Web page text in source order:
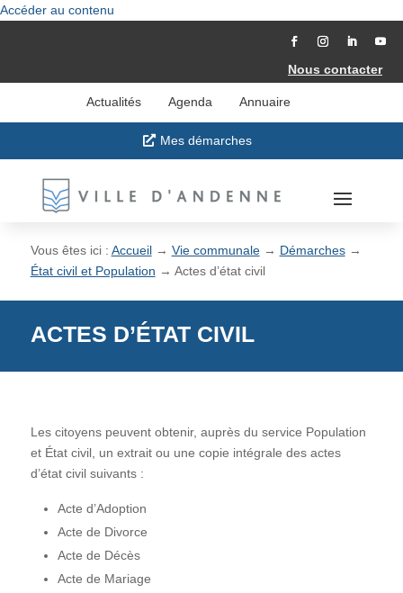
Accéder au contenu
Nous contacter
Actualités Agenda Annuaire
Mes démarches
Vous êtes ici : Accueil→ Vie communale→ Démarches→
État civil et Population → Actes d’état civil
ACTES D’ÉTAT CIVIL
Les citoyens peuvent obtenir, auprès du service Population
et État civil, un extrait ou une copie intégrale des actes
d’état civil suivants :
Acte d’Adoption
Acte de Divorce
Acte de Décès
Acte de Mariage